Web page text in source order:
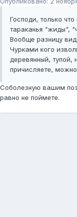
Господи, только
тараканья "жиды",
Вообще разницу
Чурками кого
деревянный, тупой,
причисляете,
Соболезную вашим
равно не поймете.